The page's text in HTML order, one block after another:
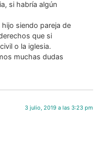
si habría algún
siendo pareja de
que si
o la iglesia.
muchas dudas
3 julio, 2019 a las 3:23 pm